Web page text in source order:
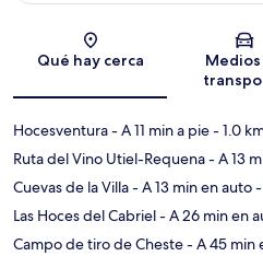
Qué hay cerca
Hocesventura- A 11 min a pie- 1.0
Ruta del Vino Utiel-Requena- A 13
Cuevas de la Villa- A 13 min en auto
Las Hoces del Cabriel- A 26 min en
Campo de tiro de Cheste- A 45 min